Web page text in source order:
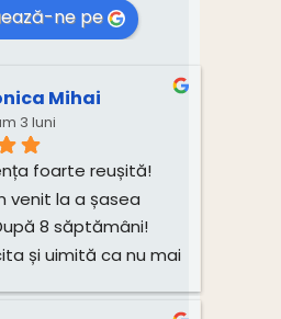
ne pe
Mihai
3 luni
foarte reușită!
venit la a șasea
8 săptămâni!
și uimită ca nu mai